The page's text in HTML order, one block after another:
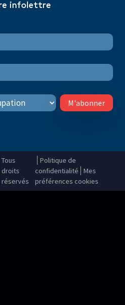
infolettre
M'abonner
Tous
droits
réservés
Politique de
confidentialité
Mes
préférences cookies